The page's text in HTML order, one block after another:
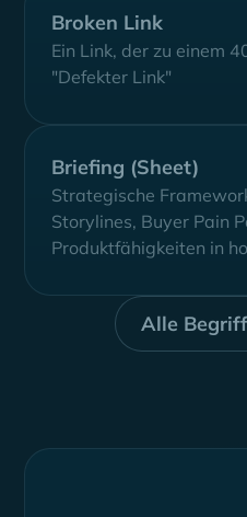
Broken Link
Ein Link, der zu einem
"Defekter Link"
Briefing (Sheet)
Strategische
Storylines, Buyer Pain
Produktfähigkeiten in
übersetzt
Alle